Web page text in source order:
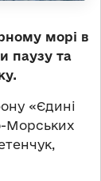
морі в
паузу та
«Єдині
Морських